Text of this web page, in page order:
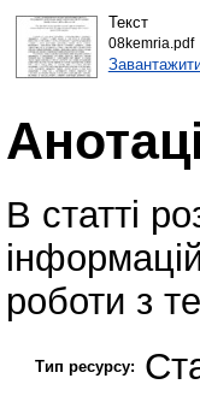
Текст
08kemria.pdf
В статті
роботи з
Тип ресурсу: